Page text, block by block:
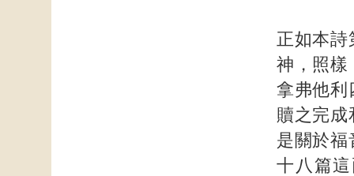
正如本詩
神，照樣
拿弗他利
贖之完成
是關於福
十八篇